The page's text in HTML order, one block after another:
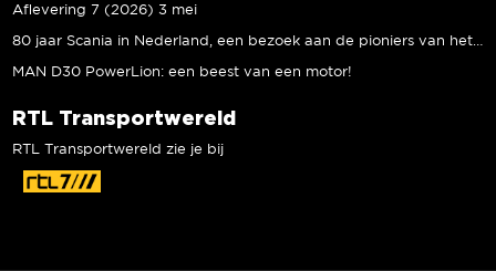
Aflevering 7 (2026) 3 mei
MAN D30 PowerLion: een beest van een motor!
RTL Transportwereld
RTL Transportwereld zie je bij